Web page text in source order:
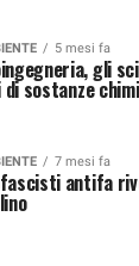
5 mesi fa
gli
sostanze
7 mesi fa
antifa